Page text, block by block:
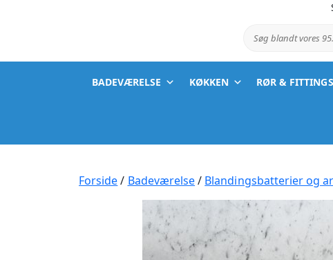
Søg blandt
BADEVÆRELSE KØKKEN RØR & FITTINGS
Forside/ Badeværelse/ Blandingsbatterier og